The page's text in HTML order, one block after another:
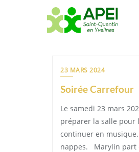
23 MARS 2024
Soirée Carrefour
Le samedi 23 mars
préparer la salle pour
continuer en
nappes. Marylin part